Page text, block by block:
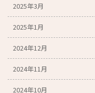
2025年3月
2025年1月
2024年12月
2024年11月
2024年10月